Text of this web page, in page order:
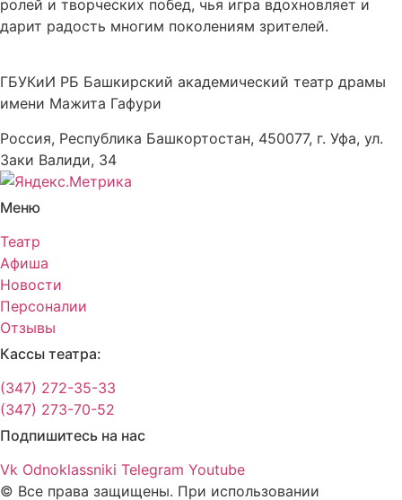
ролей и творческих побед, чья игра вдохновляет и
дарит радость многим поколениям зрителей.
ГБУКиИ РБ Башкирский академический театр драмы
имени Мажита Гафури
Россия, Республика Башкортостан, 450077, г. Уфа, ул.
Заки Валиди, 34
Меню
Театр
Афиша
Новости
Персоналии
Отзывы
Кассы театра:
(347) 272-35-33
(347) 273-70-52
Подпишитесь на нас
Vk Odnoklassniki Telegram Youtube
© Все права защищены. При использовании